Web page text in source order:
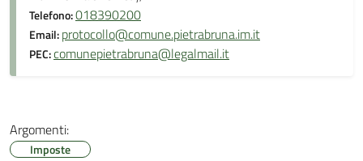
Telefono:018390200
Email:protocollo@comune.pietrabruna.im.it
PEC:comunepietrabruna@legalmail.it
Argomenti:
Imposte